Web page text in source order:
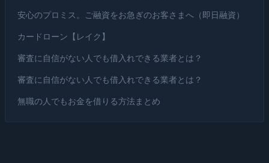
安心のプロミス。ご融資をお急ぎのお客さまへ（即日融資）
カードローン【レイク】
審査に自信がない人でも借入れできる業者とは？
審査に自信がない人でも借入れできる業者とは？
無職の人でもお金を借りる方法まとめ